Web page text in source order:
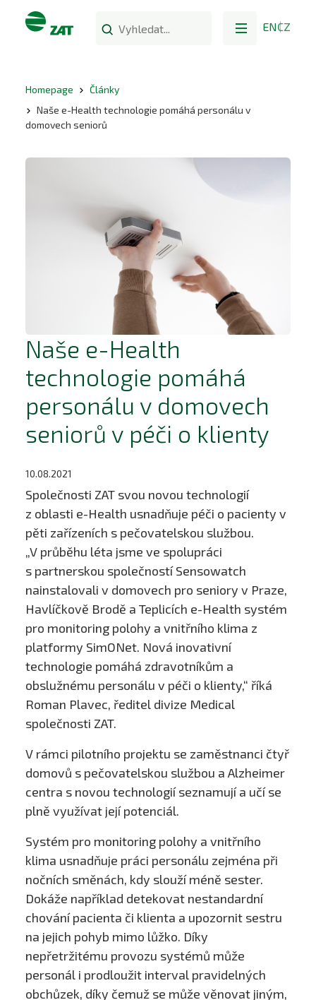
ENCZ
Homepage
Články
Naše e-Health technologie pomáhá personálu v
domovech seniorů
Naše e-Health
technologie pomáhá
personálu v domovech
seniorů v péči o klienty
10.08.2021
Společnosti ZAT svou novou technologií
z oblasti e-Health usnadňuje péči o pacienty v
pěti zařízeních s pečovatelskou službou.
„V průběhu léta jsme ve spolupráci
s partnerskou společností Sensowatch
nainstalovali v domovech pro seniory v Praze,
Havlíčkově Brodě a Teplicích e-Health systém
pro monitoring polohy a vnitřního klima z
platformy SimONet. Nová inovativní
technologie pomáhá zdravotníkům a
obslužnému personálu v péči o klienty,“ říká
Roman Plavec, ředitel divize Medical
společnosti ZAT.
V rámci pilotního projektu se zaměstnanci čtyř
domovů s pečovatelskou službou a Alzheimer
centra s novou technologií seznamují a učí se
plně využívat její potenciál.
Systém pro monitoring polohy a vnitřního
klima usnadňuje práci personálu zejména při
nočních směnách, kdy slouží méně sester.
Dokáže například detekovat nestandardní
chování pacienta či klienta a upozornit sestru
na jejich pohyb mimo lůžko. Díky
nepřetržitému provozu systémů může
personál i prodloužit interval pravidelných
obchůzek, díky čemuž se může věnovat jiným,